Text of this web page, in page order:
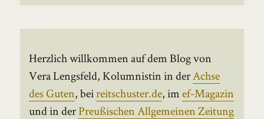
Herzlich willkommen auf dem Blog von
Vera Lengsfeld, Kolumnistin in derAchse
des Guten, beireitschuster.de, imef-Magazin
und in derPreußischen Allgemeinen Zeitung